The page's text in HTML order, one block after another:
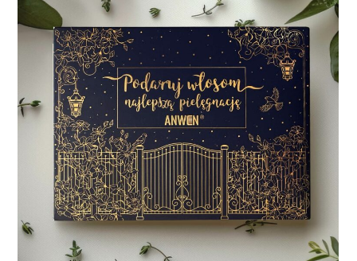
Opakowanie
świąteczne –
ANWEN
Opakowania